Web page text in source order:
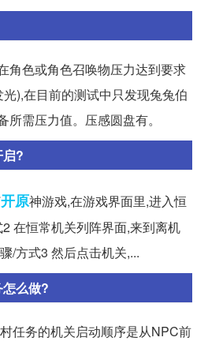
角色或角色召唤物压力达到要求
),在目前的测试中只发现兔兔伯
需压力值。压感圆盘有。
?
开原神游戏,在游戏界面里,进入恒
在恒常机关列阵界面,来到离机
/方式3 然后点击机关,...
么做?
任务的机关启动顺序是从NPC前